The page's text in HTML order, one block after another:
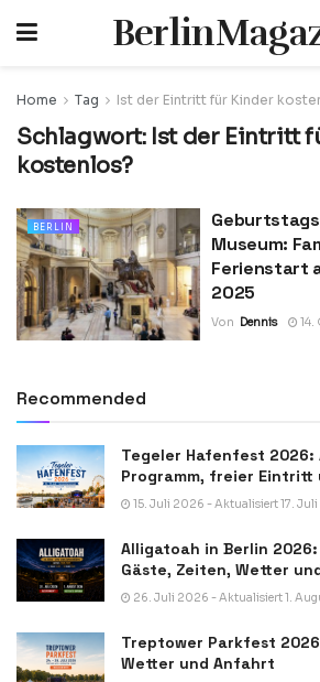
Home Tag Ist der Eintritt für Kinder
Schlagwort: Ist der Eintritt
kostenlos?
BERLIN
Museum:
Ferienstart
2025
Von Dennis 14.
Recommended
Tegeler Hafenfest 2026:
Programm, freier Eintritt
15. Juli 2026 - Aktualisiert 17.
Alligatoah in Berlin
Gäste, Zeiten, Wetter
26. Juli 2026 - Aktualisiert 1.
Treptower Parkfest
Wetter und Anfahrt